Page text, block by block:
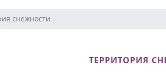
снежности
ТЕРРИТОРИЯ